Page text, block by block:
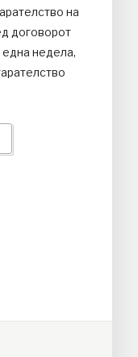
на
договорот
недела,